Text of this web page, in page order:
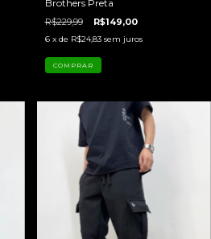
Brothers Preta
R$229,99 R$149,00
6 x de R$24,83 sem juros
COMPRAR